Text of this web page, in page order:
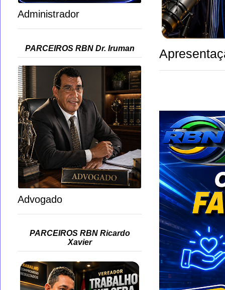
Administrador
PARCEIROS RBN Dr. Iruman
Advogado
PARCEIROS RBN Ricardo
Xavier